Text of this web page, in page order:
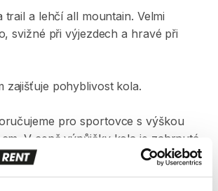
trail a lehčí all mountain. Velmi
​,​ svižné při výjezdech a hravé při
zajišťuje pohyblivost kola.
pro sportovce s výškou
cm. V ceně výpůjčky kola je zahrnutá